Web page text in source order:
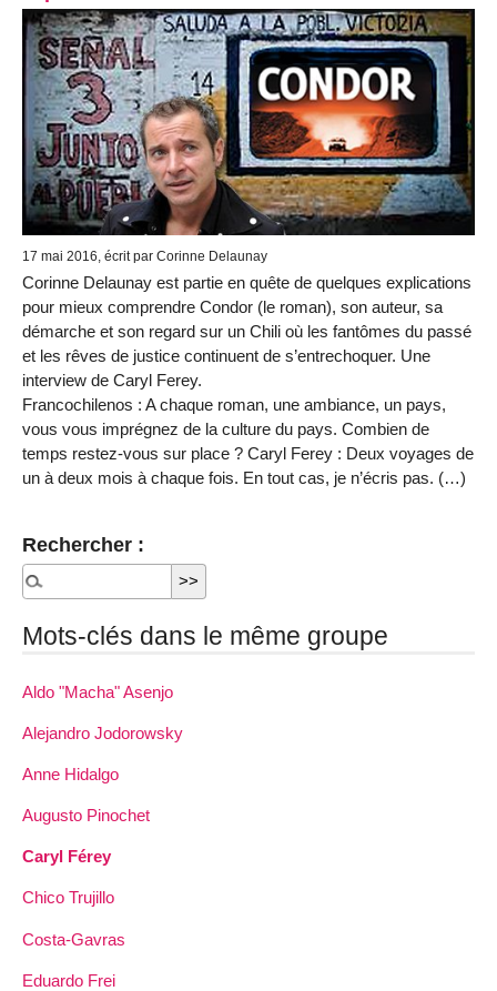
17 mai 2016, écrit par Corinne Delaunay
Corinne Delaunay est partie en quête de quelques explications
pour mieux comprendre Condor (le roman), son auteur, sa
démarche et son regard sur un Chili où les fantômes du passé
et les rêves de justice continuent de s’entrechoquer. Une
interview de Caryl Ferey.
Francochilenos : A chaque roman, une ambiance, un pays,
vous vous imprégnez de la culture du pays. Combien de
temps restez-vous sur place ? Caryl Ferey : Deux voyages de
un à deux mois à chaque fois. En tout cas, je n’écris pas. (…)
Rechercher :
Mots-clés dans le même groupe
Aldo "Macha" Asenjo
Alejandro Jodorowsky
Anne Hidalgo
Augusto Pinochet
Caryl Férey
Chico Trujillo
Costa-Gavras
Eduardo Frei